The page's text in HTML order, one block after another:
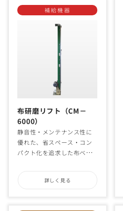
補給機器
布研磨リフト（CM－
6000）
静音性・メンテナンス性に
優れた、省スペース・コン
パクト化を追求した布ベル
詳しく見る